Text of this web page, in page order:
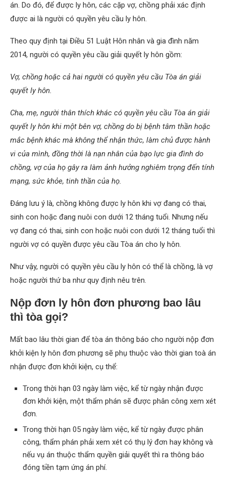
án. Do đó, để được ly hôn, các cặp vợ, chồng phải xác định
được ai là người có quyền yêu cầu ly hôn.
Theo quy định tại Điều 51 Luật Hôn nhân và gia đình năm
2014, người có quyền yêu cầu giải quyết ly hôn gồm:
Vợ, chồng hoặc cả hai người có quyền yêu cầu Tòa án giải
quyết ly hôn.
Cha, mẹ, người thân thích khác có quyền yêu cầu Tòa án giải
quyết ly hôn khi một bên vợ, chồng do bị bệnh tâm thần hoặc
mắc bệnh khác mà không thể nhận thức, làm chủ được hành
vi của mình, đồng thời là nạn nhân của bạo lực gia đình do
chồng, vợ của họ gây ra làm ảnh hưởng nghiêm trọng đến tính
mạng, sức khỏe, tinh thần của họ.
Đáng lưu ý là, chồng không được ly hôn khi vợ đang có thai,
sinh con hoặc đang nuôi con dưới 12 tháng tuổi. Nhưng nếu
vợ đang có thai, sinh con hoặc nuôi con dưới 12 tháng tuổi thì
người vợ có quyền được yêu cầu Tòa án cho ly hôn.
Như vậy, người có quyền yêu cầu ly hôn có thể là chồng, là vợ
hoặc người thứ ba như quy định nêu trên.
Nộp đơn ly hôn đơn phương bao lâu
thì tòa gọi?
Mất bao lâu thời gian để tòa án thông báo cho người nộp đơn
khởi kiện ly hôn đơn phương sẽ phụ thuộc vào thời gian toà án
nhận được đơn khởi kiện, cụ thể:
Trong thời hạn 03 ngày làm việc, kể từ ngày nhận được
đơn khởi kiện, một thẩm phán sẽ được phân công xem xét
đơn.
Trong thời hạn 05 ngày làm việc, kể từ ngày được phân
công, thẩm phán phải xem xét có thụ lý đơn hay không và
nếu vụ án thuộc thẩm quyền giải quyết thì ra thông báo
đóng tiền tạm ứng án phí.